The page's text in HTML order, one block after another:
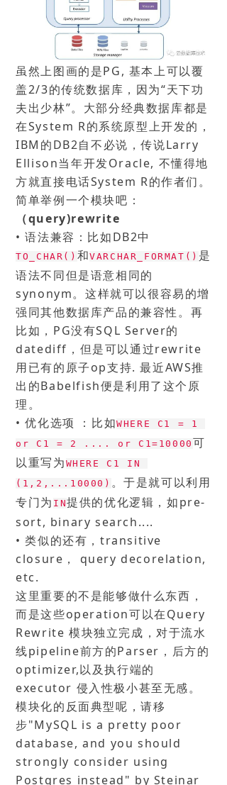
虽然上图画的是PG, 基本上可以覆
盖2/3的传统数据库，因为“天下功
夫出少林”。大部分经典数据库都是
在System R的系统原型上开发的，
IBM的DB2自不必说，传说Larry
Ellison当年开发Oracle, 不懂得地
方就直接电话System R的作者们。
简单举例一个模块吧：
（query)rewrite
• 语法兼容：比如DB2中
TO_CHA R() 和VARCHAR_FORMAT() 是
语法不同但是语意相同的
synonym。这样就可以很容易的增
强同其他数据库产品的兼容性。再
比如，PG没有SQL Server的
datediff，但是可以通过rewrite
用已有的原子op支持. 最近AWS推
出的Babelfish便是利用了这个原
理。
• 优化选项 ：比如WHERE C1 = 1
or C1 = 2 .... or C1=10000 可
以重写为 WHERE C1 IN
(1,2,...10000) 。于是就可以利用
专门为 IN提供的优化逻辑，如pre-
sort, binary search....
• 类似的还有，transitive
closure， query decorelation,
etc.
这里重要的不是能够做什么东西，
而是这些operation可以在Query
Rewrite 模块独立完成，对于流水
线pipeline前方的Parser，后方的
optimizer,以及执行端的
executor 侵入性极小甚至无感。
模块化的反面典型呢，请移
步"MySQL is a pretty poor
database, and you should
strongly consider using
Postgres instead" by Steinar